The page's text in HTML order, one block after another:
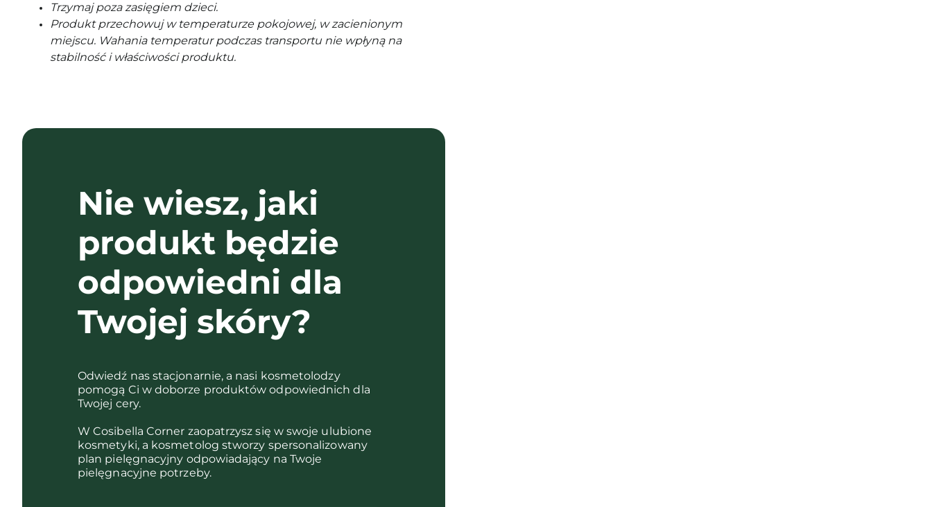
Trzymaj poza zasięgiem dzieci.
Produkt przechowuj w temperaturze pokojowej, w zacienionym
miejscu. Wahania temperatur podczas transportu nie wpłyną na
stabilność i właściwości produktu.
Nie wiesz, jaki
produkt będzie
odpowiedni dla
Twojej skóry?
Odwiedź nas stacjonarnie, a nasi kosmetolodzy
pomogą Ci w doborze produktów odpowiednich dla
Twojej cery.
W Cosibella Corner zaopatrzysz się w swoje ulubione
kosmetyki, a kosmetolog stworzy spersonalizowany
plan pielęgnacyjny odpowiadający na Twoje
pielęgnacyjne potrzeby.